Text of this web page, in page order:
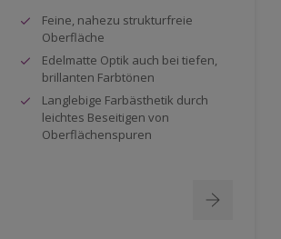
Feine, nahezu strukturfreie
Oberfläche
Edelmatte Optik auch bei tiefen,
brillanten Farbtönen
Langlebige Farbästhetik durch
leichtes Beseitigen von
Oberflächenspuren